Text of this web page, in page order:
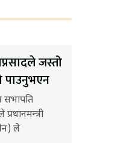
जस्तो
पाउनुभएन
सभापति
ले